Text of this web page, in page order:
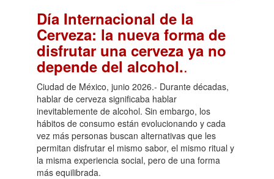
Día Internacional de la
Cerveza: la nueva forma de
disfrutar una cerveza ya no
depende del alcohol..
Ciudad de México, junio 2026.- Durante décadas,
hablar de cerveza significaba hablar
inevitablemente de alcohol. Sin embargo, los
hábitos de consumo están evolucionando y cada
vez más personas buscan alternativas que les
permitan disfrutar el mismo sabor, el mismo ritual y
la misma experiencia social, pero de una forma
más equilibrada.